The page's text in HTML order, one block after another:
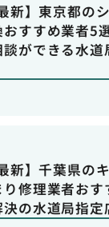
新】東京都の
すすめ業者5
ができる水道
新】千葉県の
修理業者おす
の水道局指定